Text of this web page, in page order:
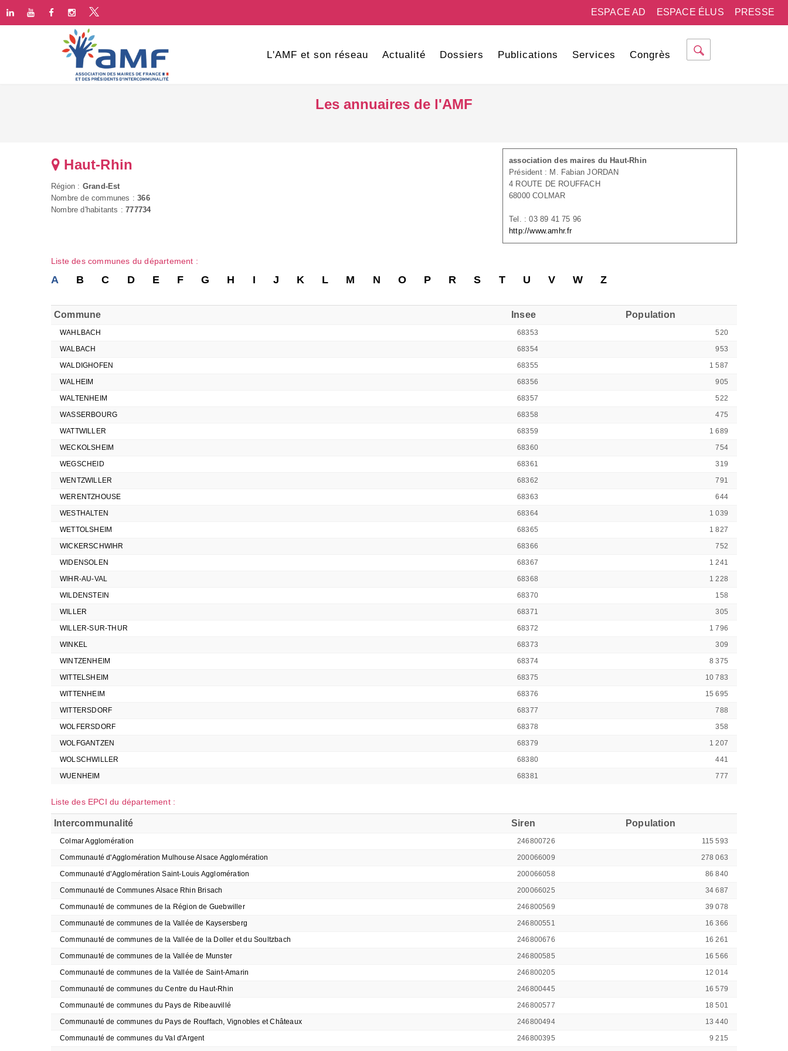
PRESSE
ESPACE ÉLUS
ESPACE AD
L'AMF et son réseau Actualité Dossiers Publications Services Congrès
Les annuaires de l'AMF
association des maires du Haut-Rhin
Président : M. Fabian JORDAN
4 ROUTE DE ROUFFACH
68000 COLMAR
Tel. : 03 89 41 75 96
http://www.amhr.fr
Haut-Rhin
Région : Grand-Est
Nombre de communes :366
Nombre d'habitants :777734
Liste des communes du département :
A B C D E F G H I J K L M N O P R S T U V W Z
Commune Insee Population
WAHLBACH 68353
520
WALBACH
68354
953
WALDIGHOFEN
68355
1 587
WALHEIM
68356
905
WALTENHEIM
68357
522
WASSERBOURG
68358
475
WATTWILLER
68359
1 689
WECKOLSHEIM
68360
754
WEGSCHEID
68361
319
WENTZWILLER
68362
791
WERENTZHOUSE
68363
644
WESTHALTEN
68364
1 039
WETTOLSHEIM
68365
1 827
WICKERSCHWIHR
68366
752
WIDENSOLEN
68367
1 241
WIHR-AU-VAL
68368
1 228
WILDENSTEIN
68370
158
WILLER
68371
305
WILLER-SUR-THUR
68372
1 796
WINKEL
68373
309
WINTZENHEIM
68374
8 375
WITTELSHEIM
68375
10 783
WITTENHEIM
68376
15 695
WITTERSDORF
68377
788
WOLFERSDORF
68378
358
WOLFGANTZEN
68379
1 207
WOLSCHWILLER
68380
441
WUENHEIM
68381 777
Liste des EPCI du département :
Intercommunalité Siren Population
Colmar Agglomération 246800726
115 593
Communauté d'Agglomération Mulhouse Alsace Agglomération
200066009
278 063
Communauté d'Agglomération Saint-Louis Agglomération
200066058
86 840
Communauté de Communes Alsace Rhin Brisach
200066025
34 687
Communauté de communes de la Région de Guebwiller
246800569
39 078
Communauté de communes de la Vallée de Kaysersberg
246800551
16 366
Communauté de communes de la Vallée de la Doller et du Soultzbach
246800676
16 261
Communauté de communes de la Vallée de Munster
246800585
16 566
Communauté de communes de la Vallée de Saint-Amarin
246800205
12 014
Communauté de communes du Centre du Haut-Rhin
246800445
16 579
Communauté de communes du Pays de Ribeauvillé
246800577
18 501
Communauté de communes du Pays de Rouffach, Vignobles et Châteaux
246800494
13 440
Communauté de communes du Val d'Argent
246800395
9 215